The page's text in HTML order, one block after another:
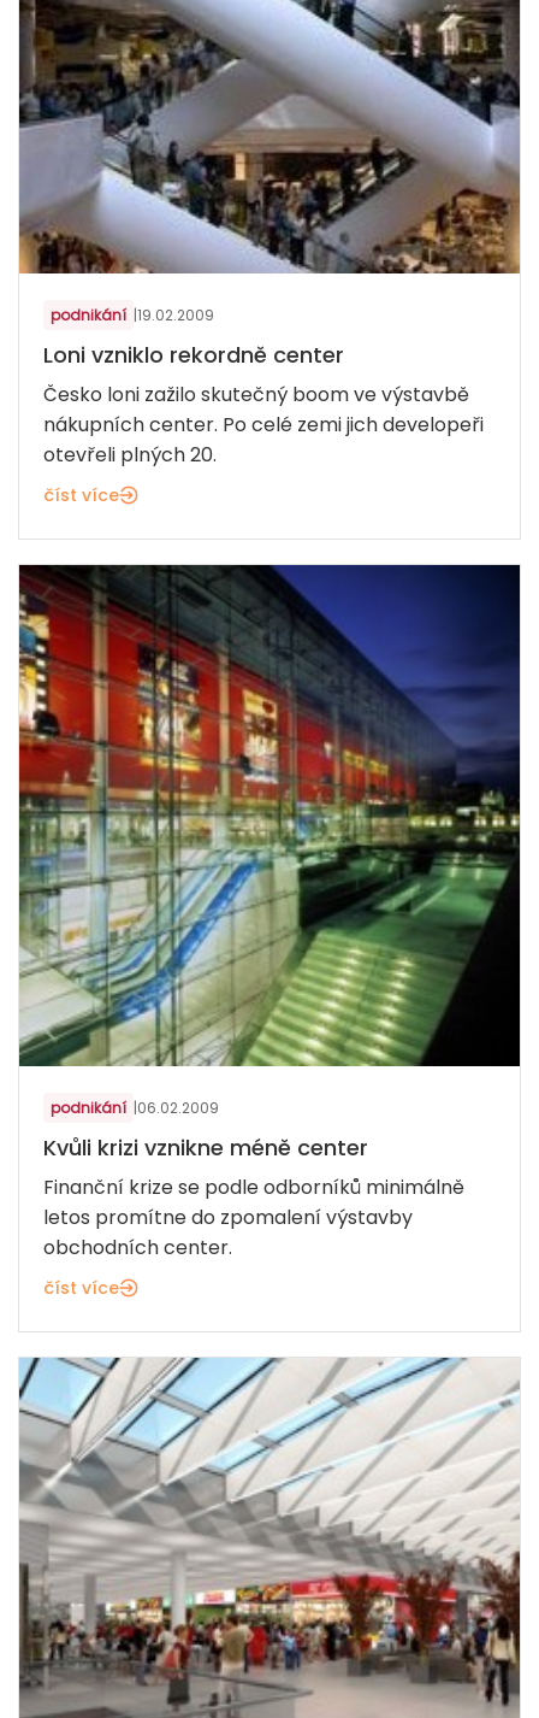
podnikání |19.02.2009
Loni vzniklo rekordně center
Česko loni zažilo skutečný boom ve výstavbě
nákupních center. Po celé zemi jich developeři
otevřeli plných 20.
číst více
podnikání |06.02.2009
Kvůli krizi vznikne méně center
Finanční krize se podle odborníků minimálně
letos promítne do zpomalení výstavby
obchodních center.
číst více